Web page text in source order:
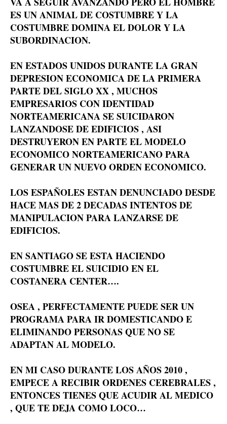
ES UN ANIMAL DE COSTUMBRE Y LA
COSTUMBRE DOMINA EL DOLOR Y LA
SUBORDINACION.
EN ESTADOS UNIDOS DURANTE LA GRAN
DEPRESION ECONOMICA DE LA PRIMERA
PARTE DEL SIGLO XX , MUCHOS
EMPRESARIOS CON IDENTIDAD
NORTEAMERICANA SE SUICIDARON
LANZANDOSE DE EDIFICIOS , ASI
DESTRUYERON EN PARTE EL MODELO
ECONOMICO NORTEAMERICANO PARA
GENERAR UN NUEVO ORDEN ECONOMICO.
LOS ESPAÑOLES ESTAN DENUNCIADO DESDE
HACE MAS DE 2 DECADAS INTENTOS DE
MANIPULACION PARA LANZARSE DE
EDIFICIOS.
EN SANTIAGO SE ESTA HACIENDO
COSTUMBRE EL SUICIDIO EN EL
COSTANERA CENTER….
OSEA , PERFECTAMENTE PUEDE SER UN
PROGRAMA PARA IR DOMESTICANDO E
ELIMINANDO PERSONAS QUE NO SE
ADAPTAN AL MODELO.
EN MI CASO DURANTE LOS AÑOS 2010 ,
EMPECE A RECIBIR ORDENES CEREBRALES ,
ENTONCES TIENES QUE ACUDIR AL MEDICO
, QUE TE DEJA COMO LOCO…